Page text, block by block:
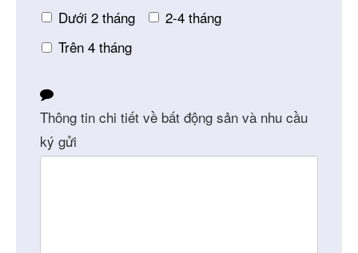
Dưới 2 tháng
2-4 tháng
Trên 4 tháng
Thông tin chi tiết về bất động sản và nhu cầu
ký gửi